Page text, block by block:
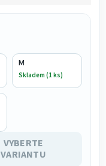
M
Skladem (1 ks)
VYBERTE
VARIANTU